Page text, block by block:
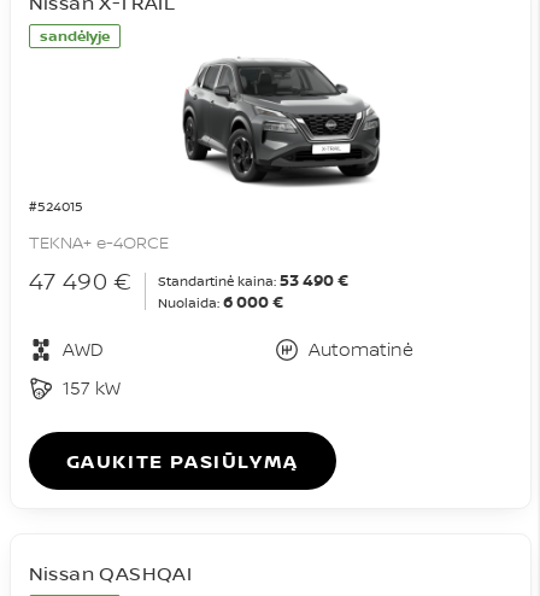
sandėlyje
#524015
TEKNA+ e-4ORCE
47 490 € Standartinė kaina: 53 490 €
Nuolaida: 6 000 €
AWD
Automatinė
157 kW
GAUKITE PASIŪLYMĄ
Nissan QASHQAI